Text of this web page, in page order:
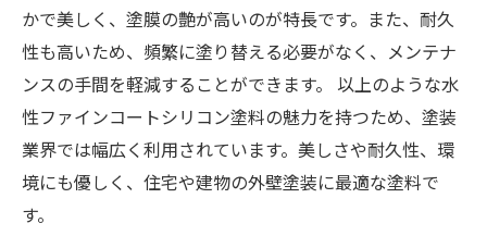
かで美しく、塗膜の艶が高いのが特長です。また、耐久
性も高いため、頻繁に塗り替える必要がなく、メンテナ
ンスの手間を軽減することができます。 以上のような水
性ファインコートシリコン塗料の魅力を持つため、塗装
業界では幅広く利用されています。美しさや耐久性、環
境にも優しく、住宅や建物の外壁塗装に最適な塗料で
す。